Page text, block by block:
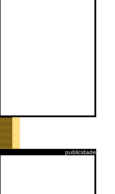
publicidade